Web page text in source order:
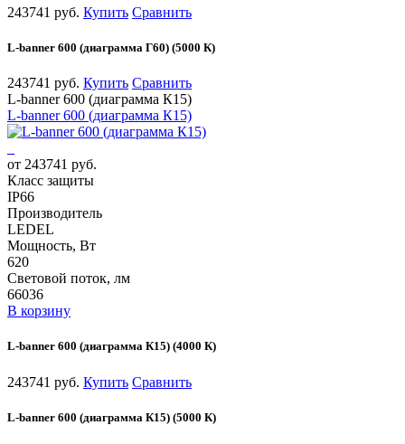
243741 руб. Купить Сравнить
L-banner 600 (диаграмма Г60) (5000 К)
243741 руб. Купить Сравнить
L-banner 600 (диаграмма К15)
L-banner 600 (диаграмма К15)
от 243741 руб.
Класс защиты
IP66
Производитель
LEDEL
Мощность, Вт
620
Световой поток, лм
66036
В корзину
L-banner 600 (диаграмма К15) (4000 К)
243741 руб. Купить Сравнить
L-banner 600 (диаграмма К15) (5000 К)